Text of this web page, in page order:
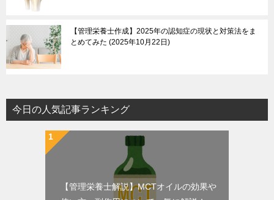
【管理栄養士作成】2025年の認知症の現状と対策法をま
とめてみた 2025年10月22日
今日の人気記事ランキング
【管理栄養士解説】MCTオイルの効果や